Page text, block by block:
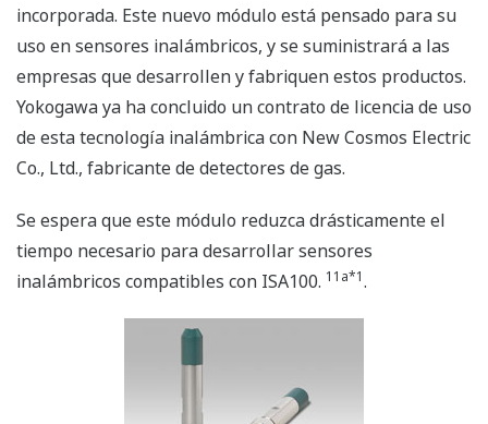
incorporada. Este nuevo módulo está pensado para su
uso en sensores inalámbricos, y se suministrará a las
empresas que desarrollen y fabriquen estos productos.
Yokogawa ya ha concluido un contrato de licencia de uso
de esta tecnología inalámbrica con New Cosmos Electric
Co., Ltd., fabricante de detectores de gas.
Se espera que este módulo reduzca drásticamente el
tiempo necesario para desarrollar sensores
inalámbricos compatibles con ISA100. 11a*1.